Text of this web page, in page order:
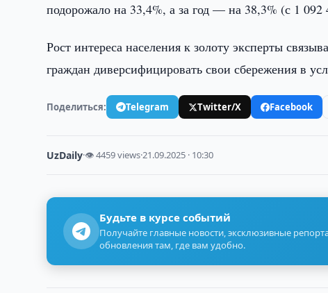
подорожало на 33,4%, а за год — на 38,3% (с 1 092
Рост интереса населения к золоту эксперты
граждан диверсифицировать свои сбережения в
Поделиться: Telegram Twitter/X Facebook
UzDaily·👁 4459 views·21.09.2025 · 10:30
Будьте в курсе событий
Получайте главные новости, эксклюзивные
обновления там, где вам удобно.